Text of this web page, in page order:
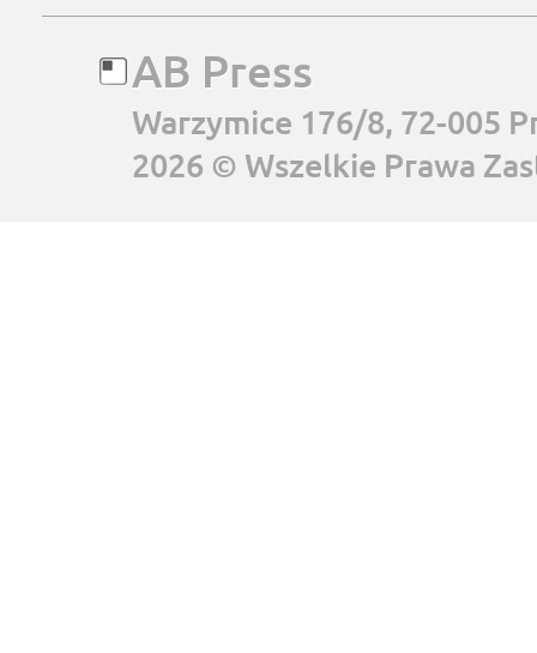
AB Press
Warzymice 176/8, 72-005
2026 © Wszelkie Prawa